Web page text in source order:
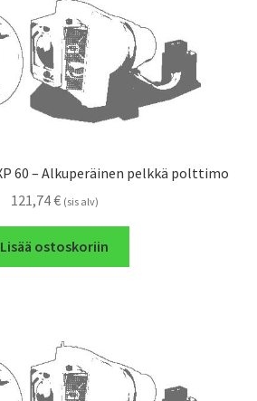
60 – Alkuperäinen pelkkä polttimo
121,74€ (sis alv)
Lisää ostoskoriin